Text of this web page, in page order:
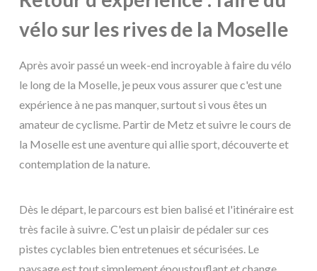
vélo sur les rives de la Moselle
Après avoir passé un week-end incroyable à faire du vélo
le long de la Moselle, je peux vous assurer que c'est une
expérience à ne pas manquer, surtout si vous êtes un
amateur de cyclisme. Partir de Metz et suivre le cours de
la Moselle est une aventure qui allie sport, découverte et
contemplation de la nature.
Dès le départ, le parcours est bien balisé et l'itinéraire est
très facile à suivre. C'est un plaisir de pédaler sur ces
pistes cyclables bien entretenues et sécurisées. Le